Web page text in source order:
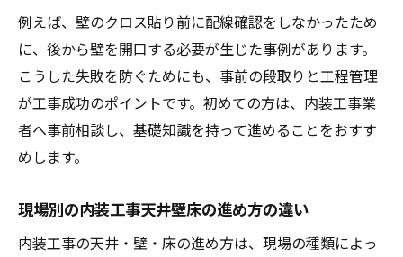
例えば、壁のクロス貼り前に配線確認をしなかったため
に、後から壁を開口する必要が生じた事例があります。
こうした失敗を防ぐためにも、事前の段取りと工程管理
が工事成功のポイントです。初めての方は、内装工事業
者へ事前相談し、基礎知識を持って進めることをおすす
めします。
現場別の内装工事天井壁床の進め方の違い
内装工事の天井・壁・床の進め方は、現場の種類によっ